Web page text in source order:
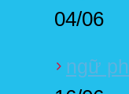
04/06
ngữ